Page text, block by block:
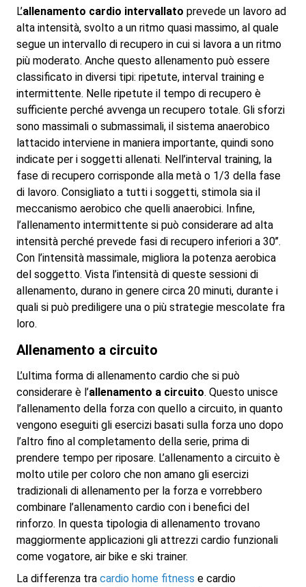
L’allenamento cardio intervallato prevede un lavoro ad
alta intensità, svolto a un ritmo quasi massimo, al quale
segue un intervallo di recupero in cui si lavora a un ritmo
più moderato. Anche questo allenamento può essere
classificato in diversi tipi: ripetute, interval training e
intermittente. Nelle ripetute il tempo di recupero è
sufficiente perché avvenga un recupero totale. Gli sforzi
sono massimali o submassimali, il sistema anaerobico
lattacido interviene in maniera importante, quindi sono
indicate per i soggetti allenati. Nell’interval training, la
fase di recupero corrisponde alla metà o 1/3 della fase
di lavoro. Consigliato a tutti i soggetti, stimola sia il
meccanismo aerobico che quelli anaerobici. Infine,
l’allenamento intermittente si può considerare ad alta
intensità perché prevede fasi di recupero inferiori a 30’’.
Con l’intensità massimale, migliora la potenza aerobica
del soggetto. Vista l’intensità di queste sessioni di
allenamento, durano in genere circa 20 minuti, durante i
quali si può prediligere una o più strategie mescolate fra
loro.
Allenamento a circuito
L’ultima forma di allenamento cardio che si può
considerare è l’allenamento a circuito. Questo unisce
l’allenamento della forza con quello a circuito, in quanto
vengono eseguiti gli esercizi basati sulla forza uno dopo
l’altro fino al completamento della serie, prima di
prendere tempo per riposare. L’allenamento a circuito è
molto utile per coloro che non amano gli esercizi
tradizionali di allenamento per la forza e vorrebbero
combinare l’allenamento cardio con i benefici del
rinforzo. In questa tipologia di allenamento trovano
maggiormente applicazioni gli attrezzi cardio funzionali
come vogatore, air bike e ski trainer.
La differenza tra cardio home fitness e cardio